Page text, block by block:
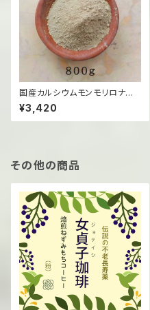
国産カルシウムモンモリロナイト
（粉末）/800g
¥3,420
その他の商品